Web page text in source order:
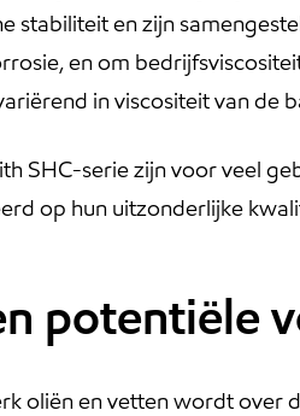
stabiliteit en zijn
en om
in viscositeit van de
SHC-serie zijn voor veel
op hun uitzonderlijke
potentiële
oliën en vetten wordt over